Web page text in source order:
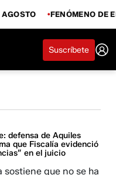
FENÓMENO DE
Suscríbete
defensa de Aquiles
que Fiscalía evidenció
en el juicio
sostiene que no se ha